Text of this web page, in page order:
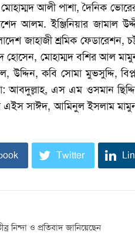
আলী পাশা, দৈনিক
আলম. ইঞ্জিনিয়ার জামাল
জাহাজী শ্রমিক ফেডারেশন,
হোসেন, মোহাম্মদ বশির আল
উদ্দিন, কবি সোমা মুভসুদ্দি,
এস এম ওসমান
সাঈদ, আমিনুল ইসলাম
Twitter
নিন্দা ও প্রতিবাদ জানিয়েছেন